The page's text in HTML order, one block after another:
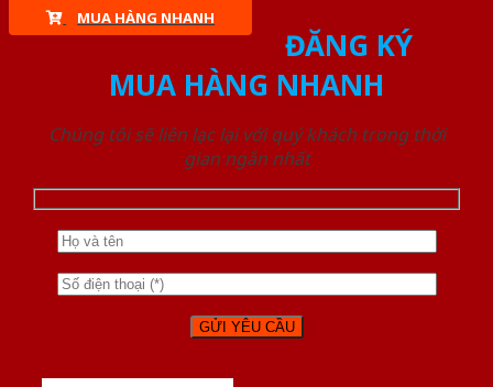
MUA HÀNG NHANH
ĐĂNG KÝ
MUA HÀNG NHANH
Chúng tôi sẽ liên lạc lại với quý khách trong thời
gian ngắn nhất